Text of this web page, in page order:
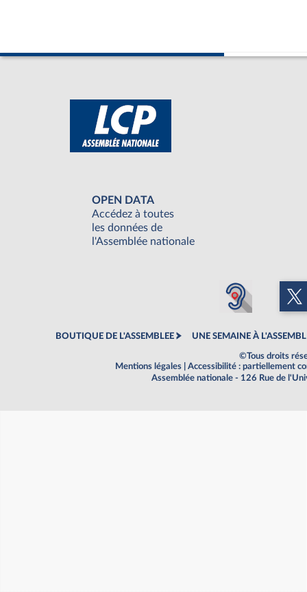
OPEN DATA
Accédez à toutes
les données de
l'Assemblée nationale
BOUTIQUE DE L'ASSEMBLEE UNE SEMAINE À
©Tous droits
Mentions légales
Accessibilité : partiellement
Assemblée nationale - 126 Rue de